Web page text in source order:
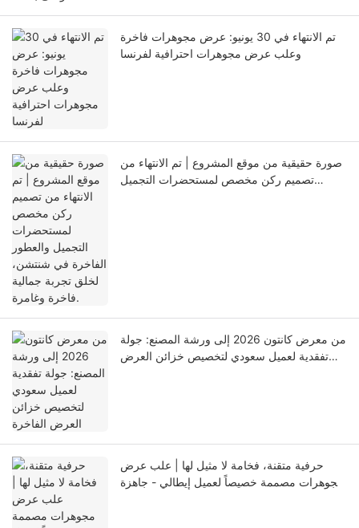
تم الانتهاء في 30 يونيو: عرض مجوهرات فاخرة
وعلب عرض مجوهرات احترافية لفرنسا
صورة حقيقية من موقع المشروع | تم الانتهاء من
تصميم ركن مخصص لمستحضرات التجميل
من معرض كانتون 2026 إلى ورشة المصنع: جولة
تفقدية لعميل سعودي لتخصيص خزائن العرض
حرفية متقنة، فخامة لا مثيل لها | علب عرض
مجوهرات مصممة خصيصاً لعميل إيطالي - جاهزة